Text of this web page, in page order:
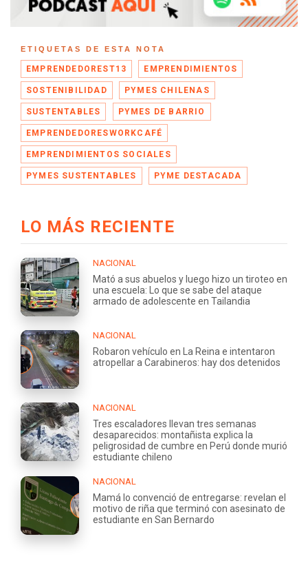
ETIQUETAS DE ESTA NOTA
EMPRENDEDOREST13 EMPRENDIMIENTOS
SOSTENIBILIDAD PYMES CHILENAS
SUSTENTABLES PYMES DE BARRIO
EMPRENDEDORESWORKCAFÉ
EMPRENDIMIENTOS SOCIALES
PYMES SUSTENTABLES PYME DESTACADA
LO MÁS RECIENTE
NACIONAL
Mató a sus abuelos y luego hizo un tiroteo en
una escuela: Lo que se sabe del ataque
armado de adolescente en Tailandia
NACIONAL
Robaron vehículo en La Reina e intentaron
atropellar a Carabineros: hay dos detenidos
NACIONAL
Tres escaladores llevan tres semanas
desaparecidos: montañista explica la
peligrosidad de cumbre en Perú donde murió
estudiante chileno
NACIONAL
Mamá lo convenció de entregarse: revelan el
motivo de riña que terminó con asesinato de
estudiante en San Bernardo